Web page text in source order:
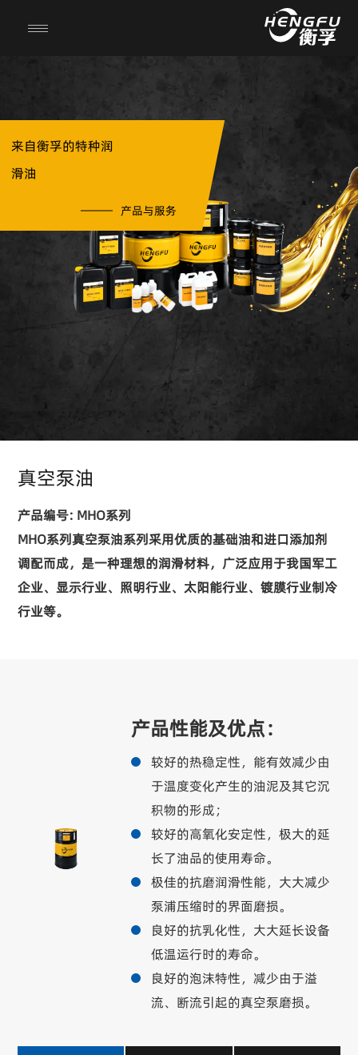
来自衡孚的特种润
滑油
产品与服务
真空泵油
产品编号: MHO系列
MHO系列真空泵油系列采用优质的基础油和进口添加剂
调配而成，是一种理想的润滑材料，广泛应用于我国军工
企业、显示行业、照明行业、太阳能行业、镀膜行业制冷
行业等。
产品性能及优点：
较好的热稳定性，能有效减少由
于温度变化产生的油泥及其它沉
积物的形成；
较好的高氧化安定性，极大的延
长了油品的使用寿命。
极佳的抗磨润滑性能，大大减少
泵浦压缩时的界面磨损。
良好的抗乳化性，大大延长设备
低温运行时的寿命。
良好的泡沫特性，减少由于溢
流、断流引起的真空泵磨损。